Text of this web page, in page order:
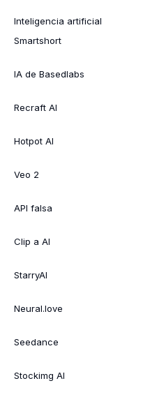
Inteligencia artificial
Smartshort
IA de Basedlabs
Recraft AI
Hotpot AI
Veo 2
API falsa
Clip a AI
StarryAI
Neural.love
Seedance
Stockimg AI